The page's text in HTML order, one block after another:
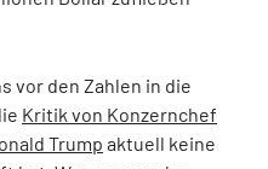
vor den Zahlen in die
Kritik von Konzernchef
Trump aktuell keine